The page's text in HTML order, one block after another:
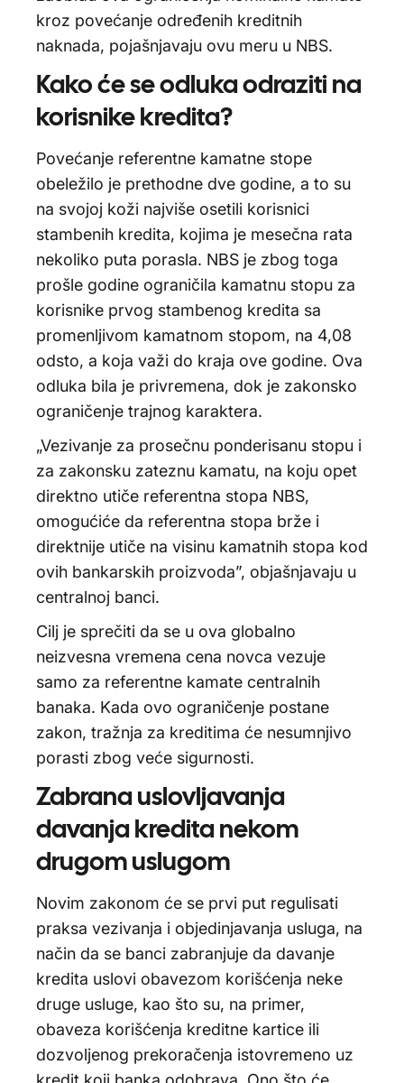
kroz povećanje određenih kreditnih
naknada, pojašnjavaju ovu meru u NBS.
Kako će se odluka odraziti na
korisnike kredita?
Povećanje referentne kamatne stope
obeležilo je prethodne dve godine, a to su
na svojoj koži najviše osetili korisnici
stambenih kredita, kojima je mesečna rata
nekoliko puta porasla. NBS je zbog toga
prošle godine ograničila kamatnu stopu za
korisnike prvog stambenog kredita sa
promenljivom kamatnom stopom, na 4,08
odsto, a koja važi do kraja ove godine. Ova
odluka bila je privremena, dok je zakonsko
ograničenje trajnog karaktera.
„Vezivanje za prosečnu ponderisanu stopu i
za zakonsku zateznu kamatu, na koju opet
direktno utiče referentna stopa NBS,
omogućiće da referentna stopa brže i
direktnije utiče na visinu kamatnih stopa kod
ovih bankarskih proizvoda”, objašnjavaju u
centralnoj banci.
Cilj je sprečiti da se u ova globalno
neizvesna vremena cena novca vezuje
samo za referentne kamate centralnih
banaka. Kada ovo ograničenje postane
zakon, tražnja za kreditima će nesumnjivo
porasti zbog veće sigurnosti.
Zabrana uslovljavanja
davanja kredita nekom
drugom uslugom
Novim zakonom će se prvi put regulisati
praksa vezivanja i objedinjavanja usluga, na
način da se banci zabranjuje da davanje
kredita uslovi obavezom korišćenja neke
druge usluge, kao što su, na primer,
obaveza korišćenja kreditne kartice ili
dozvoljenog prekoračenja istovremeno uz